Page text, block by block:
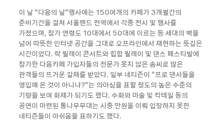
이 날 "다음의 날"행사에는 150여개의 카페가 3개월간의
준비기간을 걸쳐 서울랜드 전역에서 각종 전시 및 행사를
가졌으며, 참가 연령도 10대에서 50대에 이르는 등 세대의 벽을
넘어 따뜻한 인터넷 공간을 그대로 오프라인에서 재현하는 뜻깊은
시간이었다. 락 릴레이 콘서트와 힙합 릴레이 및 댄스 페스티발에
참가한 다음카페 가입자들의 전문가 못지 않은 솜씨로 많은
관객들의 뜨거운 갈채를 받았다. 일부 네티즌이 "프로 댄서들을
영입해 온 것이 아니냐?"는 의아심을 표할 정도의 높은 수준의
기량을 보여 화제가 되기도 했다. 수화와 마술 및 칵테일 등의
공연이 마련된 통나무무대는 시종 만원을 이뤄 입장하지 못한
네티즌들이 아쉬움을 표하기도 했다.